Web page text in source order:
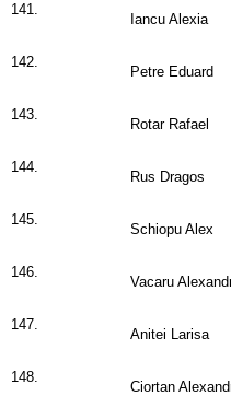
141.
Iancu Alexia
142.
Petre Eduard
143.
Rotar Rafael
144.
Rus Dragos
145.
Schiopu Alex
146.
Vacaru
147.
Anitei Larisa
148.
Ciortan